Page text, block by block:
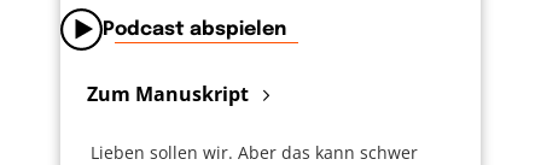
Podcast abspielen
Zum Manuskript
Lieben sollen wir. Aber das kann schwer